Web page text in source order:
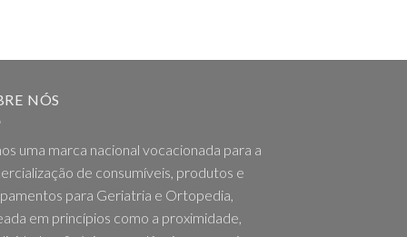
NÓS
uma marca nacional vocacionada para a
de consumíveis, produtos e
para Geriatria e Ortopedia,
em princípios como a proximidade,